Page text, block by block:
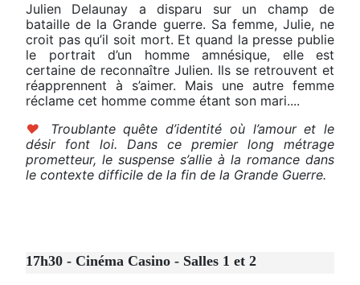
Julien Delaunay a disparu sur un champ de
bataille de la Grande guerre. Sa femme, Julie, ne
croit pas qu’il soit mort. Et quand la presse publie
le portrait d’un homme amnésique, elle est
certaine de reconnaître Julien. Ils se retrouvent et
réapprennent à s’aimer. Mais une autre femme
réclame cet homme comme étant son mari....
♥
Troublante quête d’identité où l’amour et le
désir font loi. Dans ce premier long métrage
prometteur, le suspense s’allie à la romance dans
le contexte difficile de la fin de la Grande Guerre.
17h30 - Cinéma Casino - Salles 1 et 2